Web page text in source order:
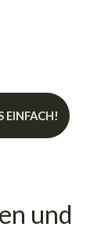
EINFACH!
und